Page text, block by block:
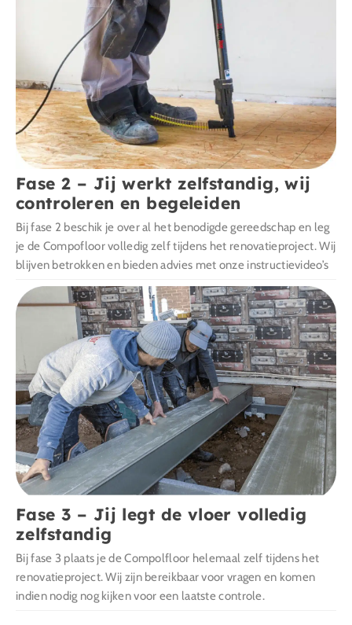
Fase 2 – Jij werkt zelfstandig, wij
controleren en begeleiden
Bij fase 2 beschik je over al het benodigde gereedschap en leg
je de Compofloor volledig zelf tijdens het renovatieproject. Wij
blijven betrokken en bieden advies met onze instructievideo’s
Fase 3 – Jij legt de vloer volledig
zelfstandig
Bij fase 3 plaats je de Compolfloor helemaal zelf tijdens het
renovatieproject. Wij zijn bereikbaar voor vragen en komen
indien nodig nog kijken voor een laatste controle.